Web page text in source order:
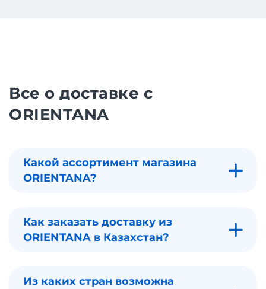
Все о доставке с
ORIENTANA
Какой ассортимент магазина
ORIENTANA?
Как заказать доставку из
ORIENTANA в Казахстан?
Из каких стран возможна